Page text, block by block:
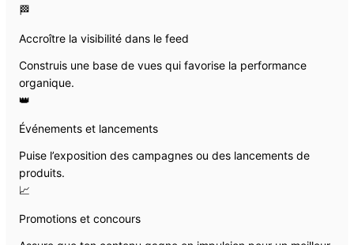
🏁
Accroître la visibilité dans le feed
Construis une base de vues qui favorise la performance
organique.
👑
Événements et lancements
Puise l’exposition des campagnes ou des lancements de
produits.
📈
Promotions et concours